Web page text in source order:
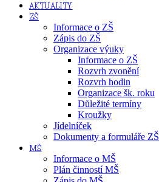
AKTUALITY
ZŠ
Informace o ZŠ
Zápis do ZŠ
Organizace výuky
Informace o ZŠ
Rozvrh zvonění
Rozvrh hodin
Organizace šk. roku
Důležité termíny
Kroužky
Jídelníček
Dokumenty a formuláře ZŠ
MŠ
Informace o MŠ
Plán činností MŠ